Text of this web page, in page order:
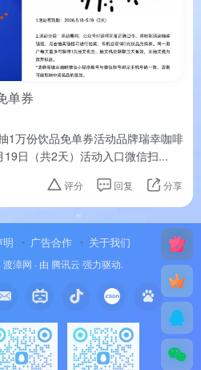
单券
1万份饮品免单券活动品牌瑞幸咖啡
日（共2天）活动入口微信扫...
评分 回复 分享
明 广告合作 关于我们
渡漳网 · 由 腾讯云 强力驱动.